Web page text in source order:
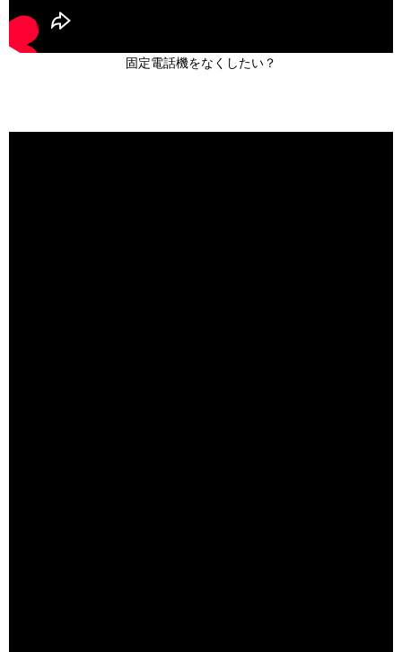
固定電話機をなくしたい？